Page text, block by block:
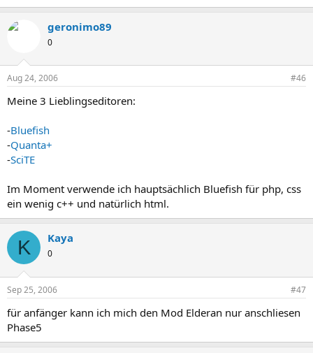
geronimo89
0
Aug 24, 2006 #46
Meine 3 Lieblingseditoren:
-Bluefish
-Quanta+
-SciTE
Im Moment verwende ich hauptsächlich Bluefish für php, css
ein wenig c++ und natürlich html.
K Kaya
0
Sep 25, 2006 #47
für anfänger kann ich mich den Mod Elderan nur anschliesen
Phase5